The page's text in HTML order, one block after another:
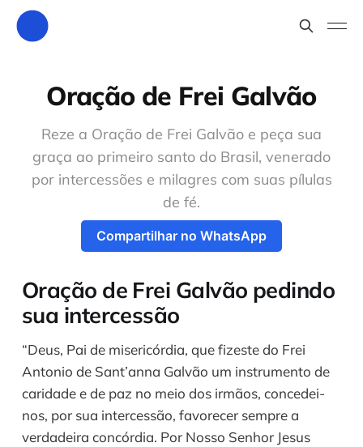
Oração de Frei Galvão
Reze a Oração de Frei Galvão e peça sua
graça ao primeiro santo do Brasil, venerado
por intercessões e milagres com suas pílulas
de fé.
Compartilhar no WhatsApp
Oração de Frei Galvão pedindo
sua intercessão
“Deus, Pai de misericórdia, que fizeste do Frei
Antonio de Sant’anna Galvão um instrumento de
caridade e de paz no meio dos irmãos, concedei-
nos, por sua intercessão, favorecer sempre a
verdadeira concórdia. Por Nosso Senhor Jesus